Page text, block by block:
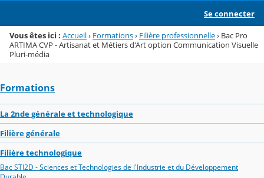
Se connecter
Vous êtes ici : Accueil› Formations› Filière professionnelle› Bac Pro
ARTIMA CVP - Artisanat et Métiers d'Art option Communication Visuelle
Pluri-média
Formations
La 2nde générale et technologique
Filière générale
Filière technologique
Bac STI2D - Sciences et Technologies de l'Industrie et du Développement